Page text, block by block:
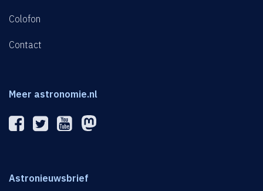
Colofon
Contact
Meer astronomie.nl
Astronieuwsbrief